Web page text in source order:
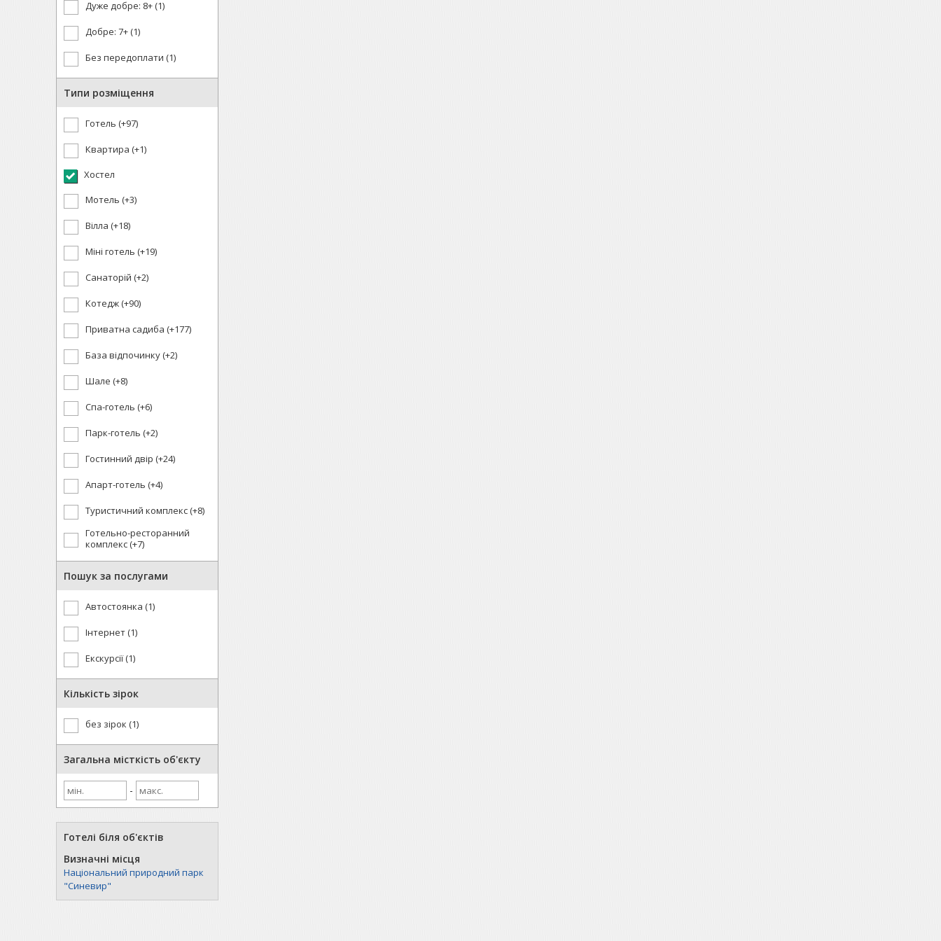
Дуже добре: 8+ (1)
Добре: 7+ (1)
Без передоплати (1)
Типи розміщення
Готель (+97)
Квартира (+1)
Хостел
Мотель (+3)
Вілла (+18)
Міні готель (+19)
Санаторій (+2)
Котедж (+90)
Приватна садиба (+177)
База відпочинку (+2)
Шале (+8)
Спа-готель (+6)
Парк-готель (+2)
Гостинний двір (+24)
Апарт-готель (+4)
Туристичний комплекс (+8)
Готельно-ресторанний
комплекс (+7)
Пошук за послугами
Автостоянка (1)
Інтернет (1)
Екскурсії (1)
Кількість зірок
без зірок (1)
Загальна місткість об'єкту
-
Готелі біля об'єктів
Визначні місця
Національний природний парк
"Синевир"